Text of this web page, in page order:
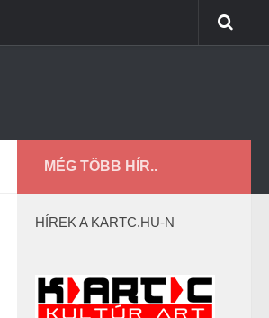
MÉG TÖBB HÍR..
HÍREK A KARTC.HU-N